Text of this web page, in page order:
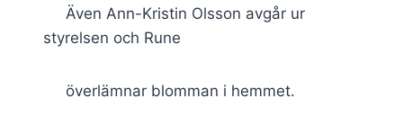
Även Ann-Kristin Olsson avgår ur
styrelsen och Rune
överlämnar blomman i hemmet.